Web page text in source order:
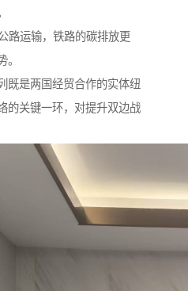
路运输，铁路的碳排放更
。
既是两国经贸合作的实体纽
的关键一环，对提升双边战